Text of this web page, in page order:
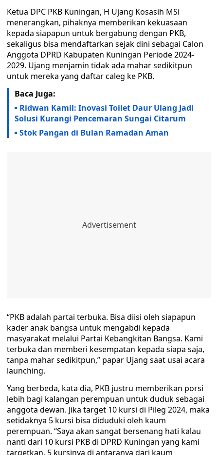
Ketua DPC PKB Kuningan, H Ujang Kosasih MSi
menerangkan, pihaknya memberikan kekuasaan
kepada siapapun untuk bergabung dengan PKB,
sekaligus bisa mendaftarkan sejak dini sebagai Calon
Anggota DPRD Kabupaten Kuningan Periode 2024-
2029. Ujang menjamin tidak ada mahar sedikitpun
untuk mereka yang daftar caleg ke PKB.
Baca Juga:
Ridwan Kamil: Inovasi Toilet Daur Ulang Jadi
Solusi Kurangi Pencemaran Sungai Citarum
Stok Pangan di Bulan Ramadan Aman
“PKB adalah partai terbuka. Bisa diisi oleh siapapun
kader anak bangsa untuk mengabdi kepada
masyarakat melalui Partai Kebangkitan Bangsa. Kami
terbuka dan memberi kesempatan kepada siapa saja,
tanpa mahar sedikitpun,” papar Ujang saat usai acara
launching.
Yang berbeda, kata dia, PKB justru memberikan porsi
lebih bagi kalangan perempuan untuk duduk sebagai
anggota dewan. Jika target 10 kursi di Pileg 2024, maka
setidaknya 5 kursi bisa diduduki oleh kaum
perempuan. “Saya akan sangat bersenang hati kalau
nanti dari 10 kursi PKB di DPRD Kuningan yang kami
targetkan, 5 kursinya di antaranya dari kaum